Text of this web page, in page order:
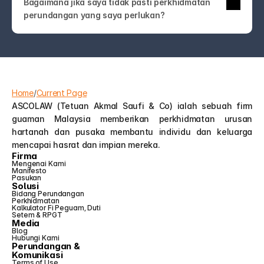
Bagaimana jika saya tidak pasti perkhidmatan
perundangan yang saya perlukan?
undang-undang! Hubungi kami sahaja. Pasukan
ASCOLAW akan membimbing anda ke
Home/Current Page
ASCOLAW (Tetuan Akmal Saufi & Co) ialah sebuah firm
guaman Malaysia memberikan perkhidmatan urusan
hartanah dan pusaka membantu individu dan keluarga
mencapai hasrat dan impian mereka.
Firma
Mengenai Kami
Manifesto
Pasukan
Solusi
Bidang Perundangan
Perkhidmatan
Kalkulator Fi Peguam, Duti
Setem & RPGT
Media
Blog
Hubungi Kami
Perundangan &
Komunikasi